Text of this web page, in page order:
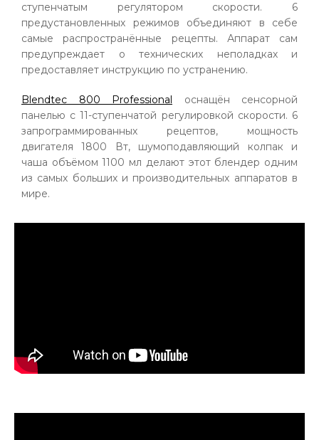
ступенчатым регулятором скорости. 6
предустановленных режимов объединяют в себе
самые распространённые рецепты. Аппарат сам
предупреждает о технических неполадках и
предоставляет инструкцию по устранению.
Blendtec 800 Professional оснащён сенсорной
панелью с 11-ступенчатой регулировкой скорости. 6
запрограммированных рецептов, мощность
двигателя 1800 Вт, шумоподавляющий колпак и
чаша объёмом 1100 мл делают этот блендер одним
из самых больших и производительных аппаратов в
мире.